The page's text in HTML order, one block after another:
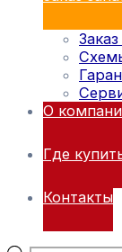
О
Где
Контакты